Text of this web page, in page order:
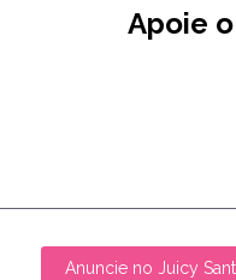
Apoie
Anuncie no Juicy